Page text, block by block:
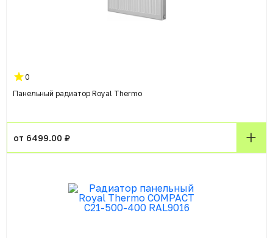
0
Панельный радиатор Royal Thermo
от 6499.00 ₽